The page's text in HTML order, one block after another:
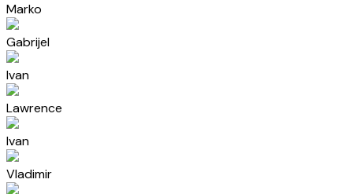
Marko
Gabrijel
Ivan
Lawrence
Ivan
Vladimir